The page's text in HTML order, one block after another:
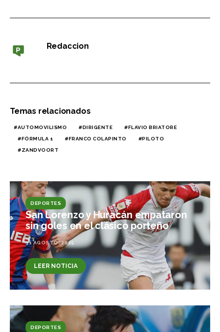
Redaccion
Temas relacionados
AUTOMOVILISMO DIRIGENTE FLAVIO BRIATORE
FÓRMULA 1 FRANCO COLAPINTO PILOTO
ZANDVOORT
DEPORTES
San Lorenzo y Huracán empataron
sin goles en el clásico porteño
31 AGOSTO, 2025
LEER NOTICIA
DEPORTES